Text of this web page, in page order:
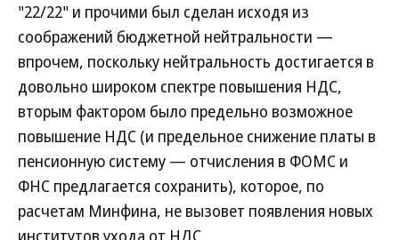
"22/22" и прочими был сделан исходя из
соображений бюджетной нейтральности —
впрочем, поскольку нейтральность достигается в
довольно широком спектре повышения НДС,
вторым фактором было предельно возможное
повышение НДС (и предельное снижение платы в
пенсионную систему — отчисления в ФОМС и
ФНС предлагается сохранить), которое, по
расчетам Минфина, не вызовет появления новых